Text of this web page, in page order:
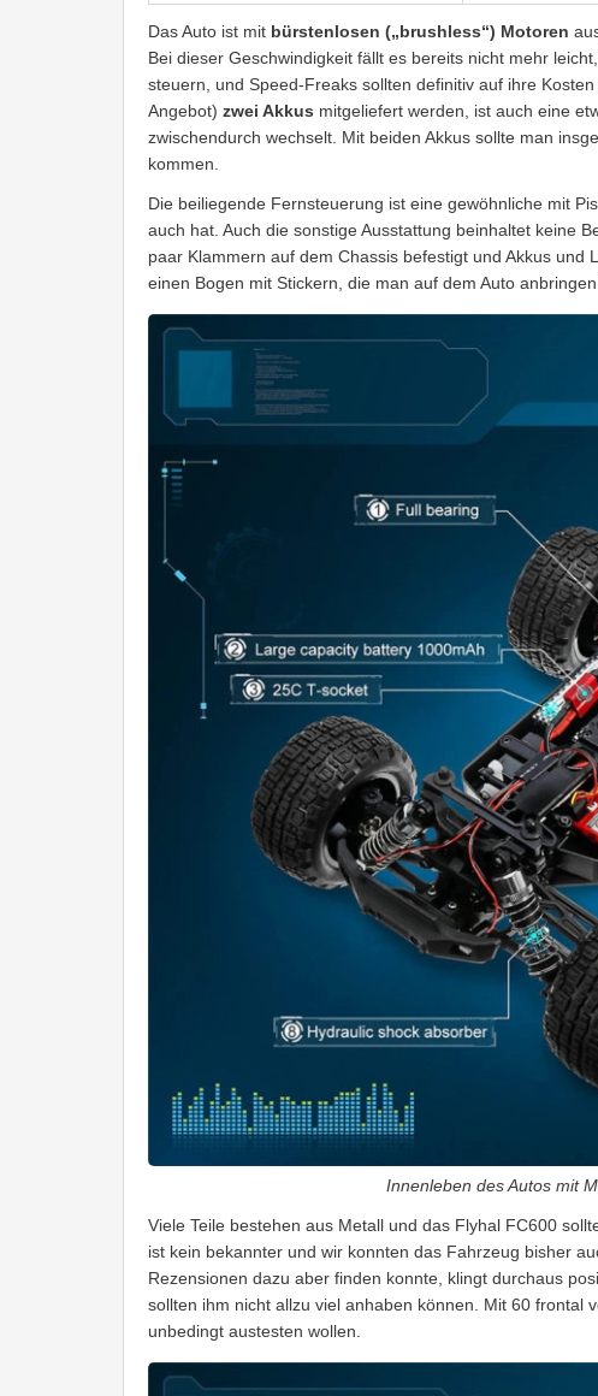
Das Auto ist mit bürstenlosen („brushless“) Motoren
Bei dieser Geschwindigkeit fällt es bereits nicht mehr
steuern, und Speed-Freaks sollten definitiv auf ihre
Angebot) zwei Akkus mitgeliefert werden, ist auch eine
zwischendurch wechselt. Mit beiden Akkus sollte man
kommen.
Die beiliegende Fernsteuerung ist eine gewöhnliche mit
auch hat. Auch die sonstige Ausstattung beinhaltet keine
paar Klammern auf dem Chassis befestigt und Akkus und
einen Bogen mit Stickern, die man auf dem Auto
Innenleben des Autos mit
Viele Teile bestehen aus Metall und das Flyhal FC600
ist kein bekannter und wir konnten das Fahrzeug bisher
Rezensionen dazu aber finden konnte, klingt durchaus
sollten ihm nicht allzu viel anhaben können. Mit 60 frontal
unbedingt austesten wollen.